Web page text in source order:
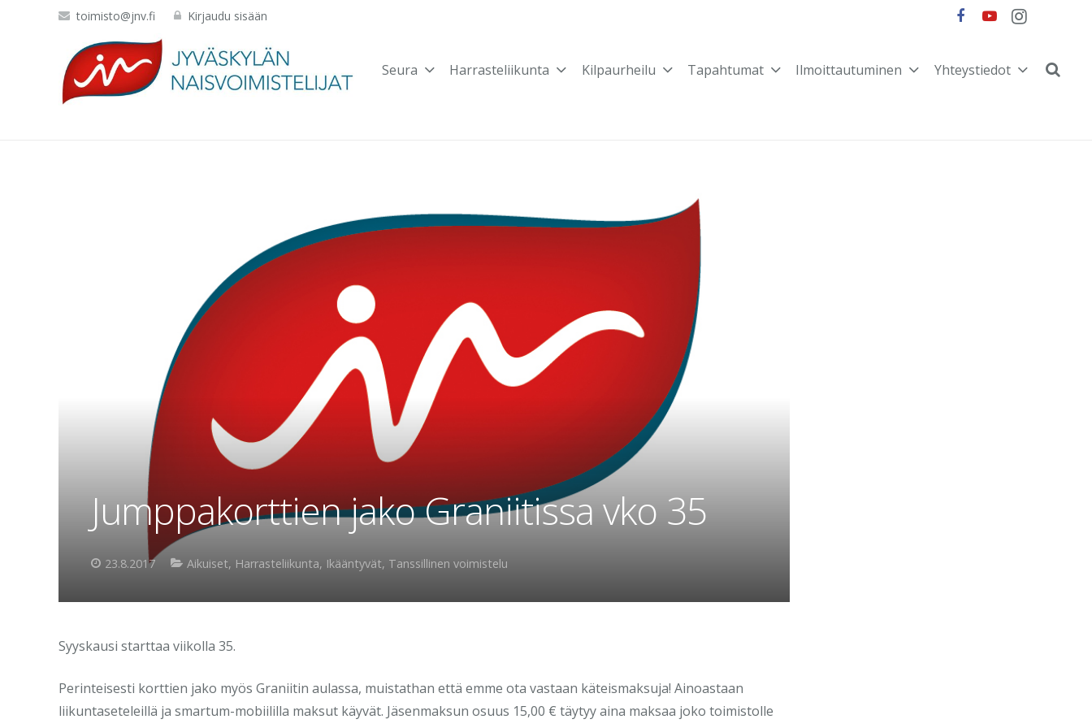
toimisto@jnv.fi Kirjaudu sisään
Seura Harrasteliikunta Kilpaurheilu Tapahtumat Ilmoittautuminen Yhteystiedot
Jumppakorttien jako Graniitissa vko 35
23.8.2017 Aikuiset, Harrasteliikunta, Ikääntyvät, Tanssillinen voimistelu
Syyskausi starttaa viikolla 35.
Perinteisesti korttien jako myös Graniitin aulassa, muistathan että emme ota vastaan käteismaksuja! Ainoastaan
liikuntaseteleillä ja smartum-mobiililla maksut käyvät. Jäsenmaksun osuus 15,00 € täytyy aina maksaa joko toimistolle